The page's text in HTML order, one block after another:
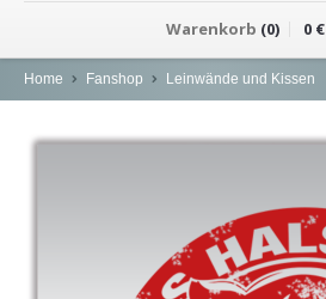
FANSHOP
Gläser & Tassen & Krüge
Kochen & Grillen
Warenkorb (0) 0€
Home Fanshop Leinwände und Kissen